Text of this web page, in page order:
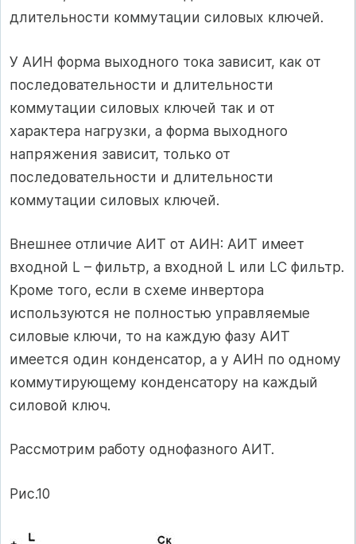
длительности коммутации силовых ключей.
У АИН форма выходного тока зависит, как от
последовательности и длительности
коммутации силовых ключей так и от
характера нагрузки, а форма выходного
напряжения зависит, только от
последовательности и длительности
коммутации силовых ключей.
Внешнее отличие АИТ от АИН: АИТ имеет
входной L – фильтр, а входной L или LC фильтр.
Кроме того, если в схеме инвертора
используются не полностью управляемые
силовые ключи, то на каждую фазу АИТ
имеется один конденсатор, а у АИН по одному
коммутирующему конденсатору на каждый
силовой ключ.
Рассмотрим работу однофазного АИТ.
Рис.10